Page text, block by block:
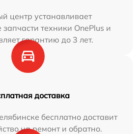
центр устанавливает
техники OnePlus и
гарантию до 3 лет.
доставка
бесплатно доставит
на ремонт и обратно.